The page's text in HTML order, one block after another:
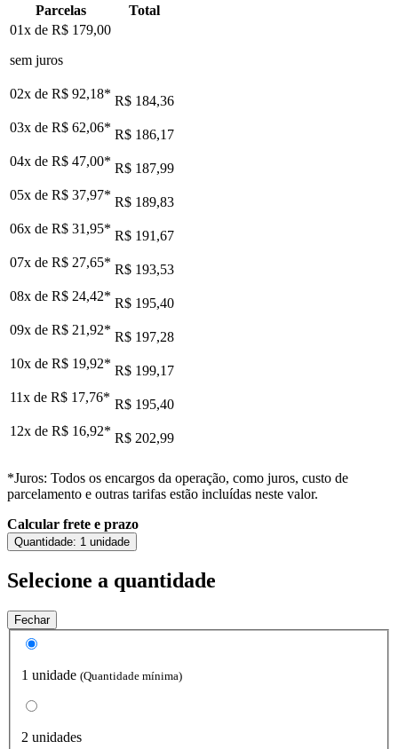
Parcelas
Total
01x de R$ 179,00
sem juros
02x de R$ 92,18* R$ 184,36
03x de R$ 62,06* R$ 186,17
04x de R$ 47,00* R$ 187,99
05x de R$ 37,97* R$ 189,83
06x de R$ 31,95* R$ 191,67
07x de R$ 27,65* R$ 193,53
08x de R$ 24,42* R$ 195,40
09x de R$ 21,92* R$ 197,28
10x de R$ 19,92* R$ 199,17
11x de R$ 17,76* R$ 195,40
12x de R$ 16,92* R$ 202,99
*Juros: Todos os encargos da operação, como juros, custo de
parcelamento e outras tarifas estão incluídas neste valor.
Calcular frete e prazo
Quantidade: 1 unidade
Selecione a quantidade
Fechar
1 unidade (Quantidade mínima)
2 unidades